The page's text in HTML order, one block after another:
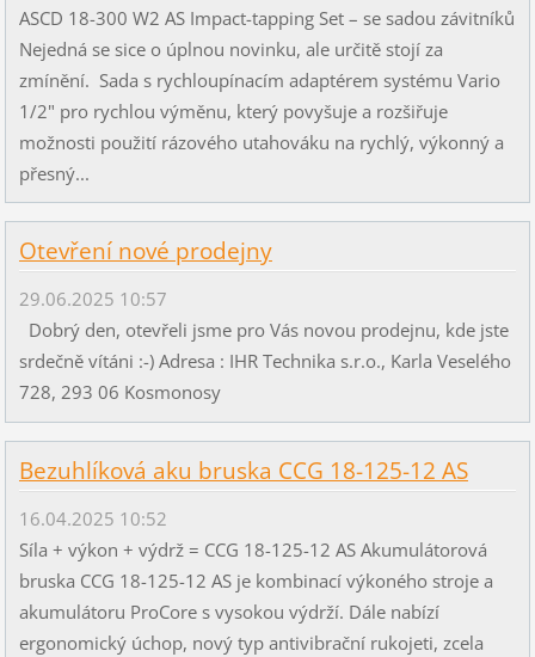
ASCD 18-300 W2 AS Impact-tapping Set – se sadou závitníků
Nejedná se sice o úplnou novinku, ale určitě stojí za
zmínění. Sada s rychloupínacím adaptérem systému Vario
1/2" pro rychlou výměnu, který povyšuje a rozšiřuje
možnosti použití rázového utahováku na rychlý, výkonný a
přesný...
Otevření nové prodejny
29.06.2025 10:57
Dobrý den, otevřeli jsme pro Vás novou prodejnu, kde jste
srdečně vítáni :-) Adresa : IHR Technika s.r.o., Karla Veselého
728, 293 06 Kosmonosy
Bezuhlíková aku bruska CCG 18-125-12 AS
16.04.2025 10:52
Síla + výkon + výdrž = CCG 18-125-12 AS Akumulátorová
bruska CCG 18-125-12 AS je kombinací výkoného stroje a
akumulátoru ProCore s vysokou výdrží. Dále nabízí
ergonomický úchop, nový typ antivibrační rukojeti, zcela